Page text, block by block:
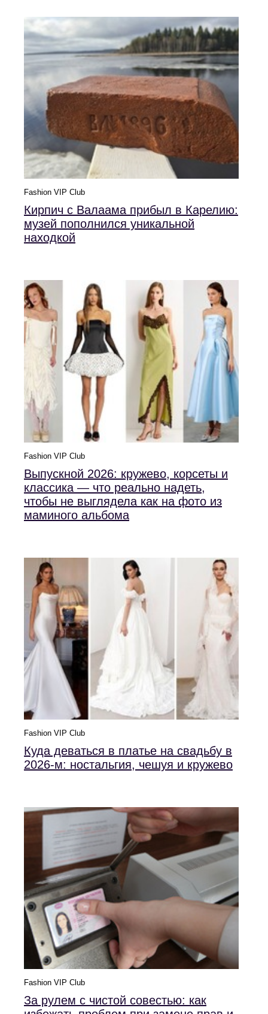
Fashion VIP Club
Кирпич с Валаама прибыл в Карелию:
музей пополнился уникальной
находкой
Fashion VIP Club
Выпускной 2026: кружево, корсеты и
классика — что реально надеть,
чтобы не выглядела как на фото из
маминого альбома
Fashion VIP Club
Куда деваться в платье на свадьбу в
2026-м: ностальгия, чешуя и кружево
Fashion VIP Club
За рулем с чистой совестью: как